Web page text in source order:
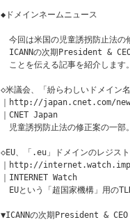
◆ドメインネームニュース　
今回は米国の児童誘拐防止法の
ICANNの次期President &
ことを伝える記事を紹介します
◇米議会、「紛らわしいドメイン
｜http://japan.cnet.com/
｜CNET Japan
児童誘拐防止法の修正案の一部
◇EU、「.eu」ドメインのレジス
｜http://
｜INTERNET Watch
EUという「超国家機構」用の
▼ICANNの次期President & CEO